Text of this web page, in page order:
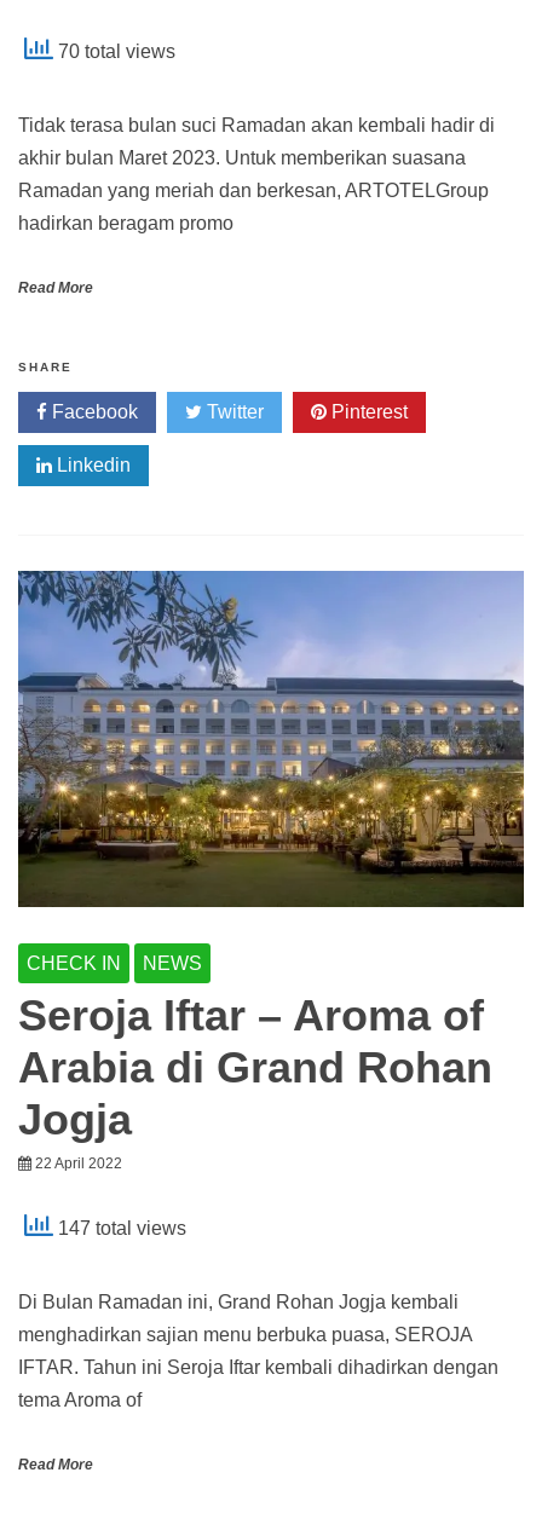
70 total views
Tidak terasa bulan suci Ramadan akan kembali hadir di
akhir bulan Maret 2023. Untuk memberikan suasana
Ramadan yang meriah dan berkesan, ARTOTELGroup
hadirkan beragam promo
Read More
SHARE
Facebook Twitter Pinterest
Linkedin
CHECK IN NEWS
Seroja Iftar – Aroma of
Arabia di Grand Rohan
Jogja
22 April 2022
147 total views
Di Bulan Ramadan ini, Grand Rohan Jogja kembali
menghadirkan sajian menu berbuka puasa, SEROJA
IFTAR. Tahun ini Seroja Iftar kembali dihadirkan dengan
tema Aroma of
Read More